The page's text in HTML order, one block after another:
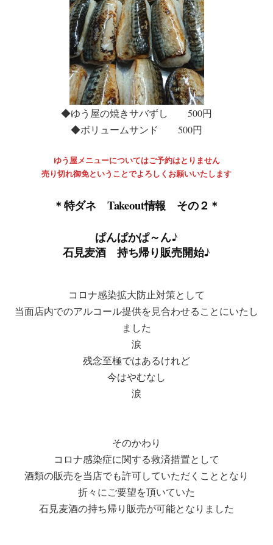
◆ゆう屋の焼きサバずし 500円
◆ボリュームサンド 500円
ゆう屋メニューについてはご予約はとりません
売り切れ御免ということでよろしくお願いいたします
＊特ダネ Takeout情報 その２＊
ぱんぱかぱ～ん♪
石見麦酒 持ち帰り販売開始♪
コロナ感染拡大防止対策として
当面店内でのアルコール提供を見合わせることにいたし
ました
涙
残念至極ではあるけれど
今はやむなし
涙
そのかわり
コロナ感染症に関する救済措置として
酒類の販売を当店でも許可していただくこととなり
折々にご要望を頂いていた
石見麦酒の持ち帰り販売が可能となりました